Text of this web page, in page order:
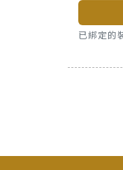
已綁定的